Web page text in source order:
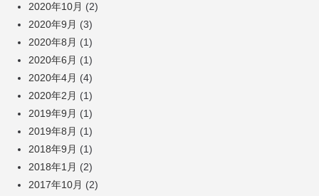
2020年10月 (2)
2020年9月 (3)
2020年8月 (1)
2020年6月 (1)
2020年4月 (4)
2020年2月 (1)
2019年9月 (1)
2019年8月 (1)
2018年9月 (1)
2018年1月 (2)
2017年10月 (2)